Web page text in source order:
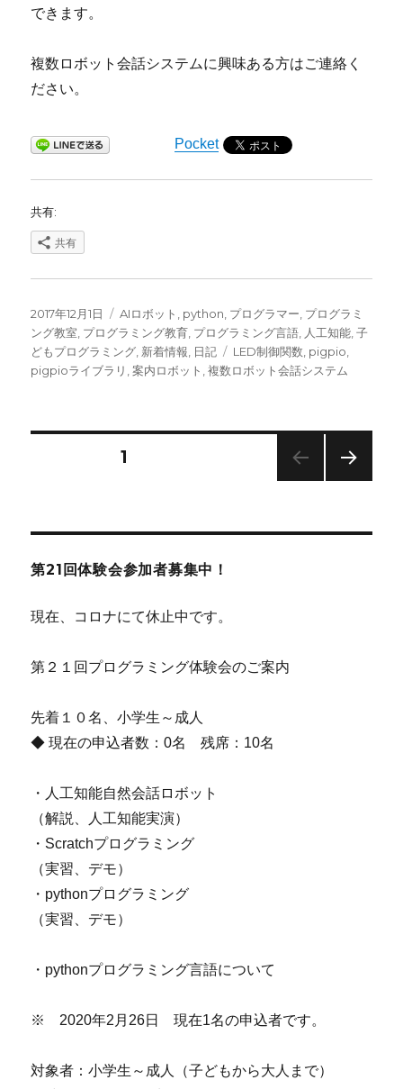
できます。
複数ロボット会話システムに興味ある方はご連絡く
ださい。
Pocket
共有:
共有
投
稿
日:
2017年12月1日
カ
テ
ゴ
リ
AIロボット python プログラマー プログラミ
ング教室 プログラミング教育 プログラミング言語 人工知能 ,子
どもプログラミング 新着情報 日記
タ
グ
LED制御関数 pigpio
pigpioライブラリ ,案内ロボット ,複数ロボット会話システム
ナ
ゲ
ー
シ
ン
固定ページ1
第21回体験会参加者募集中！
現在、コロナにて休止中です。
第２１回プログラミング体験会のご案内
先着１０名、小学生～成人
◆ 現在の申込者数：0名 残席：10名
・人工知能自然会話ロボット
（解説、人工知能実演）
・Scratchプログラミング
（実習、デモ）
・pythonプログラミング
（実習、デモ）
・pythonプログラミング言語について
※ 2020年2月26日 現在1名の申込者です。
対象者：小学生～成人（子どもから大人まで）